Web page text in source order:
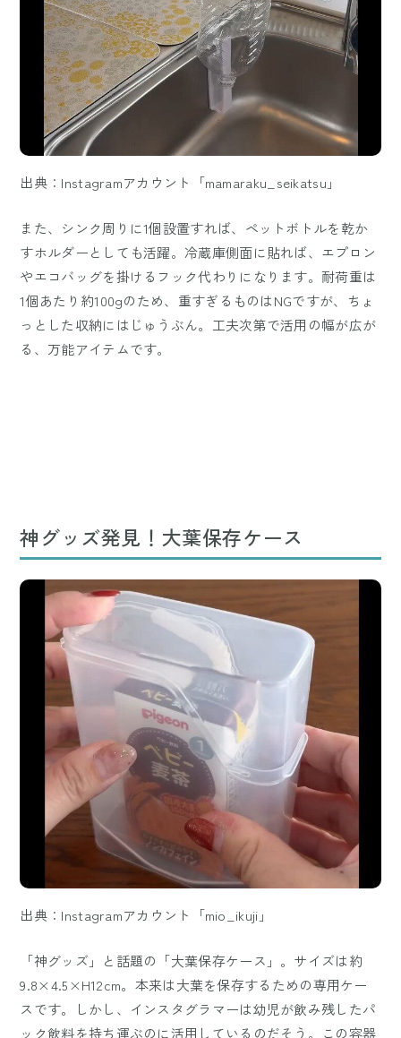
出典：Instagramアカウント「mamaraku_seikatsu」
また、シンク周りに1個設置すれば、ペットボトルを乾か
すホルダーとしても活躍。冷蔵庫側面に貼れば、エプロン
やエコバッグを掛けるフック代わりになります。耐荷重は
1個あたり約100gのため、重すぎるものはNGですが、ちょ
っとした収納にはじゅうぶん。工夫次第で活用の幅が広が
る、万能アイテムです。
神グッズ発見！大葉保存ケース
出典：Instagramアカウント「mio_ikuji」
「神グッズ」と話題の「大葉保存ケース」。サイズは約
9.8×4.5×H12cm。本来は大葉を保存するための専用ケー
スです。しかし、インスタグラマーは幼児が飲み残したパ
ック飲料を持ち運ぶのに活用しているのだそう。この容器